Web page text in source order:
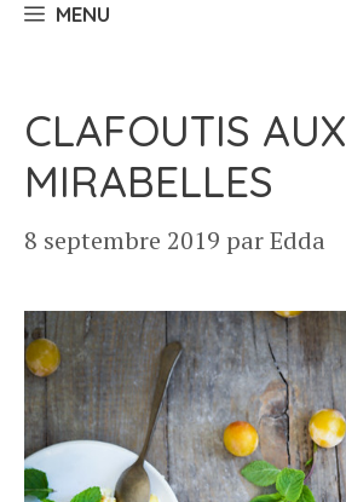
MENU
CLAFOUTIS AUX
MIRABELLES
8 septembre 2019 parEdda